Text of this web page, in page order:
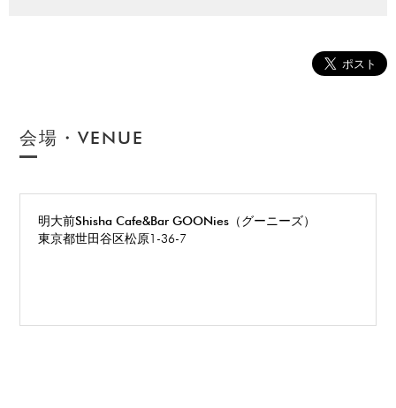
会場・VENUE
明大前Shisha Cafe&Bar GOONies（グーニーズ）
東京都世田谷区松原1-36-7